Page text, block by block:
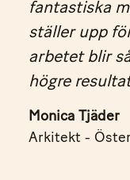
fantastiska
ställer upp
arbetet blir
högre
Monica Tjäder
Arkitekt -